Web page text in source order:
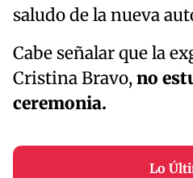
saludo de la nueva
Cabe señalar que la
Cristina Bravo,no
ceremonia.
Lo